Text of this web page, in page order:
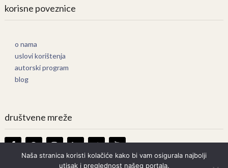
korisne poveznice
o nama
uslovi korištenja
autorski program
blog
društvene mreže
Naša stranica koristi kolačiće kako bi vam osigurala najbolji
utisak i preglednost našeg portala.